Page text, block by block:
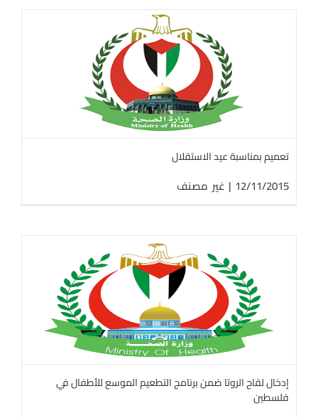
تعميم بمناسبة عيد الاستقلال
12/11/2015
| غير مصنف
إدخال لقاح الروتا ضمن برنامج التطعيم الموسع للأطفال في
فلسطين